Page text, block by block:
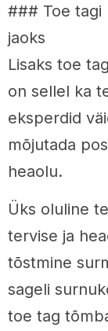
### Toe tagi
jaoks
Lisaks toe
on sellel ka
eksperdid
mõjutada
heaolu.
Üks oluline
tervise ja
tõstmine
sageli
toe tag